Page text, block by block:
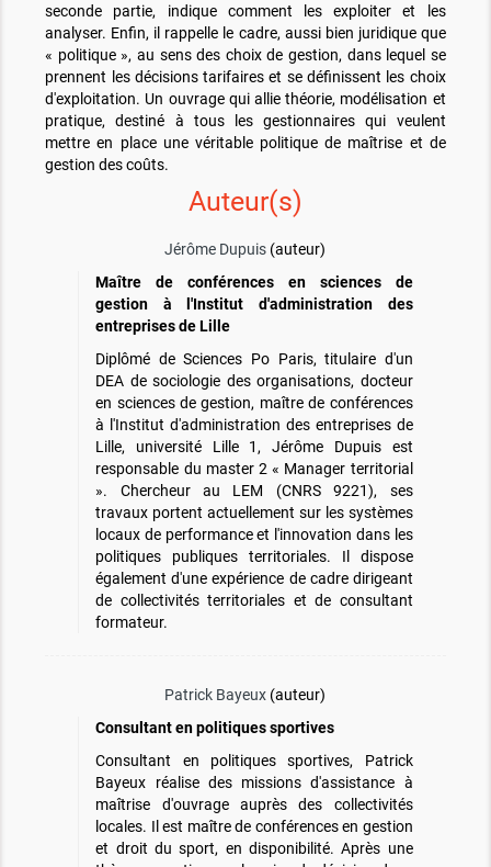
seconde partie, indique comment les exploiter et les
analyser. Enfin, il rappelle le cadre, aussi bien juridique que
« politique », au sens des choix de gestion, dans lequel se
prennent les décisions tarifaires et se définissent les choix
d'exploitation. Un ouvrage qui allie théorie, modélisation et
pratique, destiné à tous les gestionnaires qui veulent
mettre en place une véritable politique de maîtrise et de
gestion des coûts.
Auteur(s)
Jérôme Dupuis (auteur)
Maître de conférences en sciences de
gestion à l'Institut d'administration des
entreprises de Lille
Diplômé de Sciences Po Paris, titulaire d'un
DEA de sociologie des organisations, docteur
en sciences de gestion, maître de conférences
à l'Institut d'administration des entreprises de
Lille, université Lille 1, Jérôme Dupuis est
responsable du master 2 « Manager territorial
». Chercheur au LEM (CNRS 9221), ses
travaux portent actuellement sur les systèmes
locaux de performance et l'innovation dans les
politiques publiques territoriales. Il dispose
également d'une expérience de cadre dirigeant
de collectivités territoriales et de consultant
formateur.
Patrick Bayeux (auteur)
Consultant en politiques sportives
Consultant en politiques sportives, Patrick
Bayeux réalise des missions d'assistance à
maîtrise d'ouvrage auprès des collectivités
locales. Il est maître de conférences en gestion
et droit du sport, en disponibilité. Après une